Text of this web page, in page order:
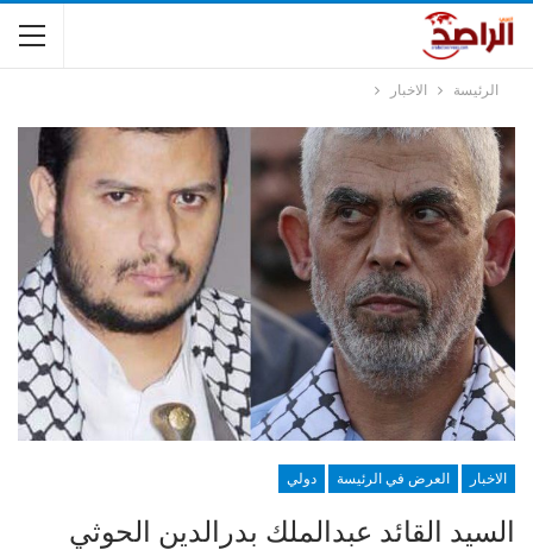
الرئيسة الاخبار
الاخبار العرض في الرئيسة دولي
السيد القائد عبدالملك بدرالدين الحوثي